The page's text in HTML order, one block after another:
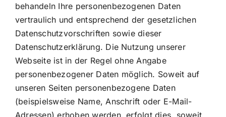
behandeln Ihre personenbezogenen Daten
vertraulich und entsprechend der gesetzlichen
Datenschutzvorschriften sowie dieser
Datenschutzerklärung. Die Nutzung unserer
Webseite ist in der Regel ohne Angabe
personenbezogener Daten möglich. Soweit auf
unseren Seiten personenbezogene Daten
(beispielsweise Name, Anschrift oder E-Mail-
Adressen) erhoben werden, erfolgt dies, soweit